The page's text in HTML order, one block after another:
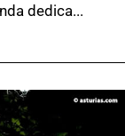
dedica...